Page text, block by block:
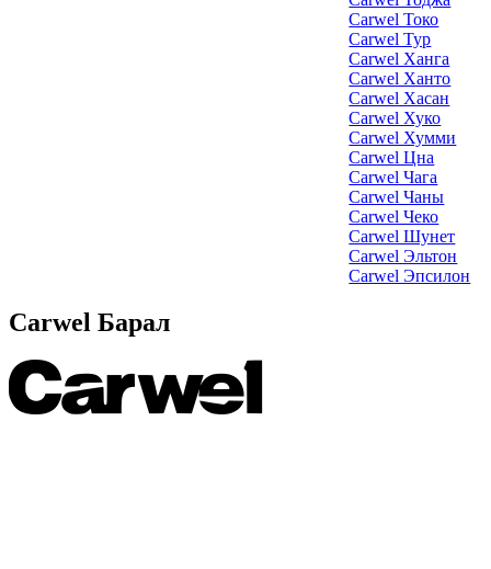
Carwel Токо
Carwel Тур
Carwel Ханга
Carwel Ханто
Carwel Хасан
Carwel Хуко
Carwel Хумми
Carwel Цна
Carwel Чага
Carwel Чаны
Carwel Чеко
Carwel Шунет
Carwel Эльтон
Carwel Эпсилон
Carwel Барал